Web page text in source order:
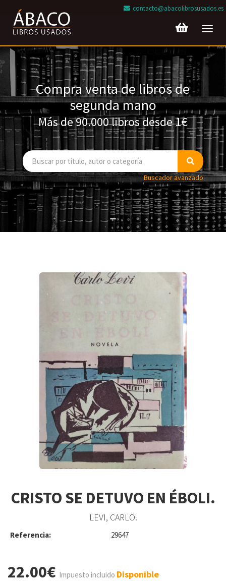
contacto@abacolibrosusados.es
Compra venta de libros de
segunda mano
Más de 90.000 libros desde 1€
Buscador avanzado
CRISTO SE DETUVO EN ÉBOLI.
LEVI, CARLO.
Referencia: 29647
22.00€ Impuesto incluido Disponible